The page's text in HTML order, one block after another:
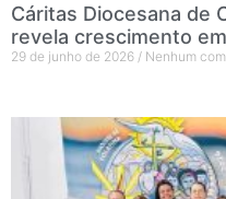
Cáritas Diocesana de
revela crescimento
29 de junho de 2026 Nenhum